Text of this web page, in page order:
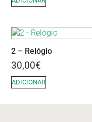
2 – Relógio
30,00€
ADICIONAR